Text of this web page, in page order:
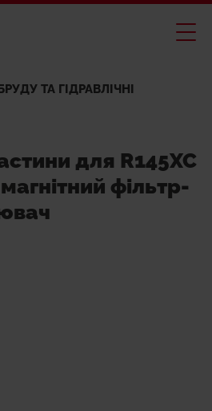
ТА ГІДРАВЛІЧНІ
для R145XC
фільтр-